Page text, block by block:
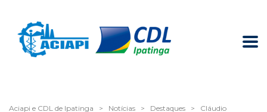
Aciapi e CDL de Ipatinga > Notícias > Destaques >
Cláudio